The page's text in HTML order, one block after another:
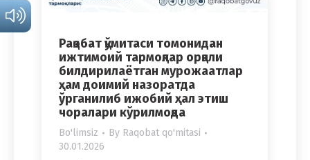
Рақобат қўмитаси томонидан
ижтимоий тармоқлар орқали
билдирилаётган мурожаатлар
ҳам доимий назоратда
ўрганилиб ижобий ҳал этиш
чоралари кўрилмоқда
Bo'limsiz By Raqobat qo'mitasi
30.01.2026